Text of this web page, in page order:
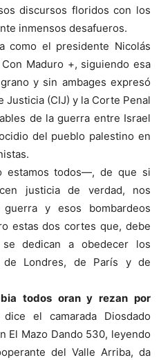
discursos floridos con los
inmensos desafueros.
como el presidente Nicolás
Maduro +, siguiendo esa
y sin ambages expresó
Justicia (CIJ) y la Corte Penal
de la guerra entre Israel
del pueblo palestino en
estamos todos—, de que si
justicia de verdad, nos
y esos bombardeos
estas dos cortes que, debe
dedican a obedecer los
de Londres, de París y de
todos oran y rezan por
el camarada Diosdado
El Mazo Dando 530, leyendo
del Valle Arriba, da